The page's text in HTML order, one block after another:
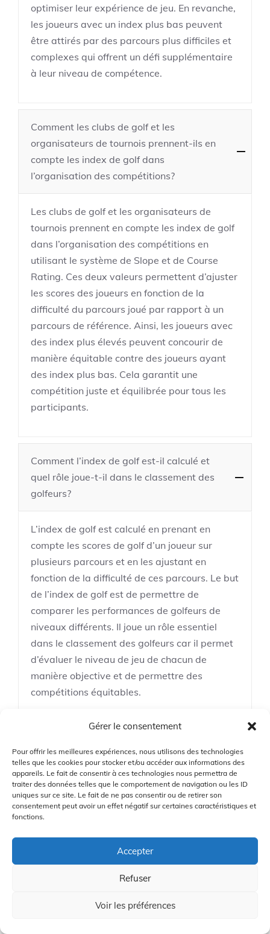
Gérer le consentement
Pour offrir les meilleures expériences, nous utilisons des technologies
telles que les cookies pour stocker et/ou accéder aux informations des
appareils. Le fait de consentir à ces technologies nous permettra de
traiter des données telles que le comportement de navigation ou les ID
uniques sur ce site. Le fait de ne pas consentir ou de retirer son
consentement peut avoir un effet négatif sur certaines caractéristiques et
fonctions.
Accepter
Refuser
Voir les préférences
optimiser leur expérience de jeu. En revanche,
les joueurs avec un index plus bas peuvent
être attirés par des parcours plus difficiles et
complexes qui offrent un défi supplémentaire
à leur niveau de compétence.
Comment les clubs de golf et les
organisateurs de tournois prennent-ils en
compte les index de golf dans
l’organisation des compétitions?
Les clubs de golf et les organisateurs de
tournois prennent en compte les index de golf
dans l’organisation des compétitions en
utilisant le système de Slope et de Course
Rating. Ces deux valeurs permettent d’ajuster
les scores des joueurs en fonction de la
difficulté du parcours joué par rapport à un
parcours de référence. Ainsi, les joueurs avec
des index plus élevés peuvent concourir de
manière équitable contre des joueurs ayant
des index plus bas. Cela garantit une
compétition juste et équilibrée pour tous les
participants.
Comment l’index de golf est-il calculé et
quel rôle joue-t-il dans le classement des
golfeurs?
L’index de golf est calculé en prenant en
compte les scores de golf d’un joueur sur
plusieurs parcours et en les ajustant en
fonction de la difficulté de ces parcours. Le but
de l’index de golf est de permettre de
comparer les performances de golfeurs de
niveaux différents. Il joue un rôle essentiel
dans le classement des golfeurs car il permet
d’évaluer le niveau de jeu de chacun de
manière objective et de permettre des
compétitions équitables.
Catégories
Articles Informatifs
Étiquettes
Index,Parcours
Comment
entretenir et
nettoyer vos clubs
assurer la